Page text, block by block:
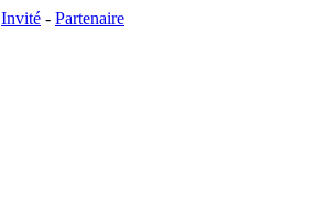
Invité - Partenaire